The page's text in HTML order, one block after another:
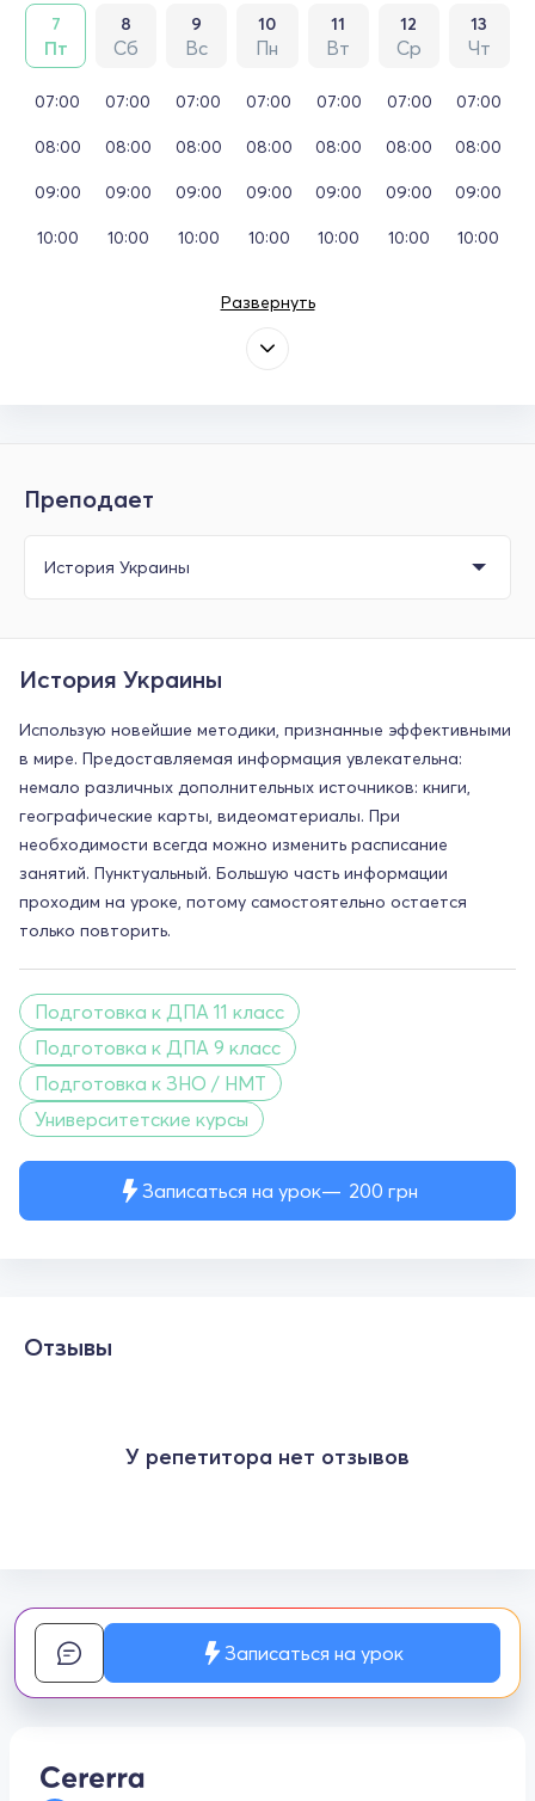
7
Пт
8
Сб
9
Вс
10
Пн
11
Вт
12
Ср
13
Чт
07:00
08:00
09:00
10:00
07:00
08:00
09:00
10:00
07:00
08:00
09:00
10:00
07:00
08:00
09:00
10:00
07:00
08:00
09:00
10:00
07:00
08:00
09:00
10:00
07:00
08:00
09:00
10:00
Развернуть
Преподает
Записаться на урок 200 грн
История Украины
Использую новейшие методики, признанные эффективными
в мире. Предоставляемая информация увлекательна:
немало различных дополнительных источников: книги,
географические карты, видеоматериалы. При
необходимости всегда можно изменить расписание
занятий. Пунктуальный. Большую часть информации
проходим на уроке, потому самостоятельно остается
только повторить.
Подготовка к ДПА 11 класс
Подготовка к ДПА 9 класс
Подготовка к ЗНО / НМТ
Университетские курсы
Отзывы
У репетитора нет отзывов
Записаться на урок